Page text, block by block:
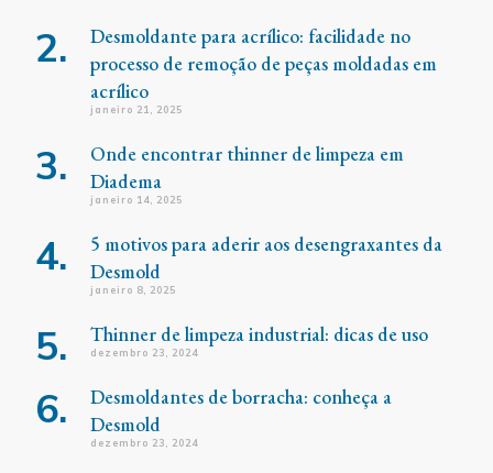
Desmoldante para acrílico: facilidade no
processo de remoção de peças moldadas em
acrílico
janeiro 21, 2025
Onde encontrar thinner de limpeza em
Diadema
janeiro 14, 2025
5 motivos para aderir aos desengraxantes da
Desmold
janeiro 8, 2025
Thinner de limpeza industrial: dicas de uso
dezembro 23, 2024
Desmoldantes de borracha: conheça a
Desmold
dezembro 23, 2024